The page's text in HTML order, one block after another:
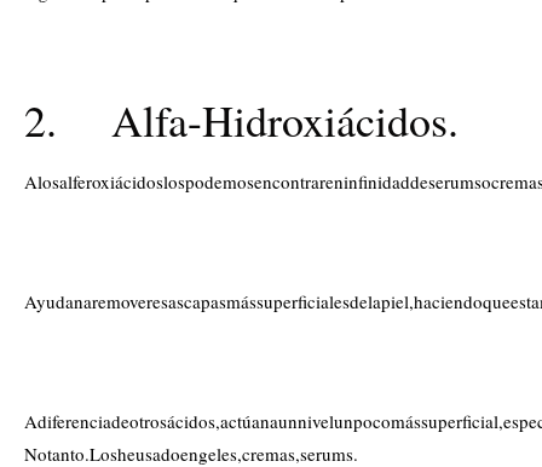
2. Alfa-Hidroxiácidos.
Notanto.Losheusadoengeles,cremas,serums.